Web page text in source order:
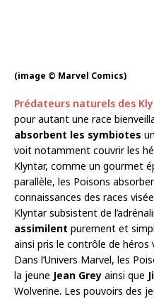
(image © Marvel Comics)
Prédateurs naturels des
pour autant une race
absorbent les symbiotes
voit notamment couvrir les
Klyntar, comme un gourmet
parallèle, les Poisons
connaissances des races
Klyntar subsistent de
assimilent purement et
ainsi pris le contrôle de héros
Dans l’Univers Marvel, les
la jeune Jean Grey ainsi que
Wolverine. Les pouvoirs des